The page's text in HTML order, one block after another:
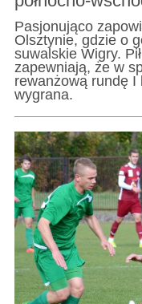
Pasjonująco
Olsztynie, gdzie o
suwalskie Wigry.
zapewniają, że w
rewanżową rundę
wygrana.